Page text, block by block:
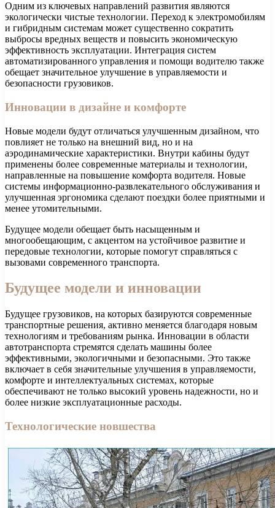
Одним из ключевых направлений развития являются
экологически чистые технологии. Переход к электромобилям
и гибридным системам может существенно сократить
выбросы вредных веществ и повысить экономическую
эффективность эксплуатации. Интеграция систем
автоматизированного управления и помощи водителю также
обещает значительное улучшение в управляемости и
безопасности грузовиков.
Инновации в дизайне и комфорте
Новые модели будут отличаться улучшенным дизайном, что
повлияет не только на внешний вид, но и на
аэродинамические характеристики. Внутри кабины будут
применены более современные материалы и технологии,
направленные на повышение комфорта водителя. Новые
системы информационно-развлекательного обслуживания и
улучшенная эргономика сделают поездки более приятными и
менее утомительными.
Будущее модели обещает быть насыщенным и
многообещающим, с акцентом на устойчивое развитие и
передовые технологии, которые помогут справляться с
вызовами современного транспорта.
Будущее модели и инновации
Будущее грузовиков, на которых базируются современные
транспортные решения, активно меняется благодаря новым
технологиям и требованиям рынка. Инновации в области
автотранспорта стремятся сделать машины более
эффективными, экологичными и безопасными. Это также
включает в себя значительные улучшения в управляемости,
комфорте и интеллектуальных системах, которые
обеспечивают не только высокий уровень надежности, но и
более низкие эксплуатационные расходы.
Технологические новшества